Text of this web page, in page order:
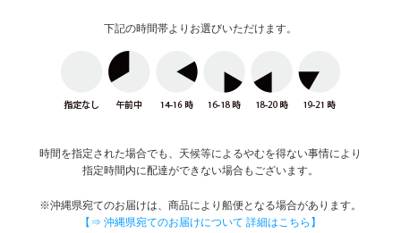
下記の時間帯よりお選びいただけます。
時間を指定された場合でも、天候等によるやむを得ない事情により
指定時間内に配達ができない場合もございます。
※沖縄県宛てのお届けは、商品により船便となる場合があります。
【⇒ 沖縄県宛てのお届けについて 詳細はこちら】